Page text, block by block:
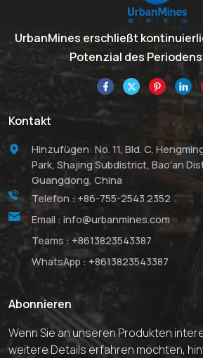
UrbanMines erschließt
Potenzial des
Kontakt
Hinzufügen: No. 11, Bld. C,
Park, Shajing Subdistrict, Bao'an
Guangdong, China
Telefon : +86-755-2543 2352
Email : info@urbanmines.com
Teams : +8613823543387
WhatsApp : +8613823543387
Abonnieren
Wenn Sie an unseren Produkten
weitere Details erfahren möchten,